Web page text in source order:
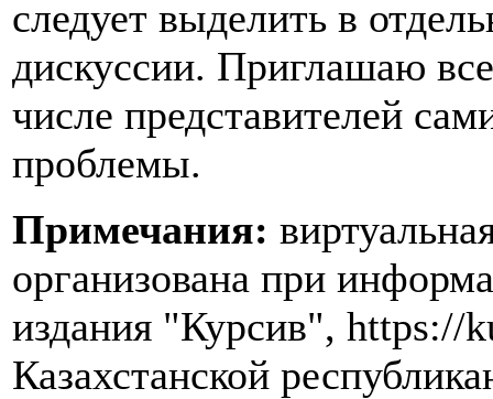
следует выделить в
дискуссии. Приглашаю
числе представителей
проблемы.
Примечания:
организована при
издания "Курсив", https://
Казахстанской